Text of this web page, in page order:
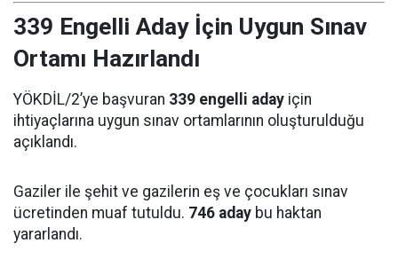
339 Engelli Aday İçin Uygun Sınav
Ortamı Hazırlandı
YÖKDİL/2’ye başvuran 339 engelli aday için
ihtiyaçlarına uygun sınav ortamlarının oluşturulduğu
açıklandı.
Gaziler ile şehit ve gazilerin eş ve çocukları sınav
ücretinden muaf tutuldu. 746 aday bu haktan
yararlandı.